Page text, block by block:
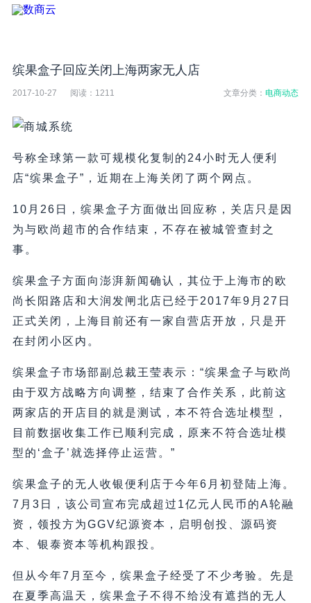
缤果盒子回应关闭上海两家无人店
2017-10-27 阅读： 1211 文章分类：电商动态
号称全球第一款可规模化复制的24小时无人便利
店“缤果盒子”，近期在上海关闭了两个网点。
10月26日，缤果盒子方面做出回应称，关店只是因
为与欧尚超市的合作结束，不存在被城管查封之
事。
缤果盒子方面向澎湃新闻确认，其位于上海市的欧
尚长阳路店和大润发闸北店已经于2017年9月27日
正式关闭，上海目前还有一家自营店开放，只是开
在封闭小区内。
缤果盒子市场部副总裁王莹表示：“缤果盒子与欧尚
由于双方战略方向调整，结束了合作关系，此前这
两家店的开店目的就是测试，本不符合选址模型，
目前数据收集工作已顺利完成，原来不符合选址模
型的‘盒子’就选择停止运营。”
缤果盒子的无人收银便利店于今年6月初登陆上海。
7月3日，该公司宣布完成超过1亿元人民币的A轮融
资，领投方为GGV纪源资本，启明创投、源码资
本、银泰资本等机构跟投。
但从今年7月至今，缤果盒子经受了不少考验。先是
在夏季高温天，缤果盒子不得不给没有遮挡的无人